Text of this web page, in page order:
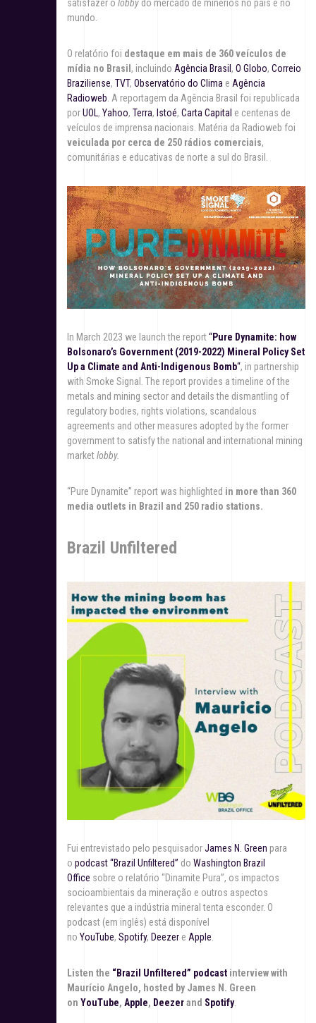
satisfazer o lobby do mercado de minérios no país e no
mundo.
O relatório foi destaque em mais de 360 veículos de
mídia no Brasil , incluindo Agência Brasil , O Globo, Correio
Braziliense, TVT, Observatório do Clima e Agência
Radioweb . A reportagem da Agência Brasil foi republicada
porUOL, Yahoo, Terra, Istoé, Carta Capital e centenas de
veículos de imprensa nacionais. Matéria da Radioweb foi
veiculada por cerca de 250 rádios comerciais,
comunitárias e educativas de norte a sul do Brasil.
In March 2023 we launch the report“Pure Dynamite: how
Bolsonaro’s Government (2019-2022) Mineral Policy Set
Up a Climate and Anti-Indigenous Bomb“, in partnership
with Smoke Signal. The report provides a timeline of the
metals and mining sector and details the dismantling of
regulatory bodies, rights violations, scandalous
agreements and other measures adopted by the former
government to satisfy the national and international mining
marketlobby.
“Pure Dynamite” report was highlighted in more than 360
media outlets in Brazil and 250 radio stations.
Brazil Unfiltered
Fui entrevistado pelo pesquisadorJames N. Green para
o podcast “Brazil Unfiltered” do Washington Brazil
Office sobre o relatório “Dinamite Pura”, os impactos
socioambientais da mineração e outros aspectos
relevantes que a indústria mineral tenta esconder. O
podcast (em inglês) está disponível
no YouTube, Spotify, Deezer e Apple
Listen the “Brazil Unfiltered” podcast interview with
Maurício Angelo, hosted by James N. Green
on YouTube, Apple, Deezerand Spotify.